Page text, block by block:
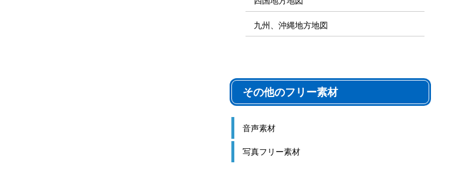
九州、沖縄地方地図
その他のフリー素材
音声素材
写真フリー素材